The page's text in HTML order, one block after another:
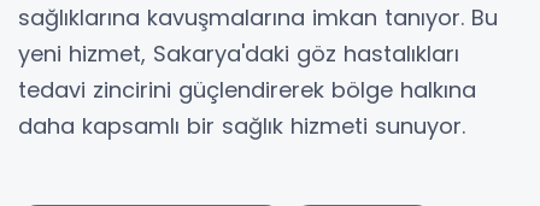
sağlıklarına kavuşmalarına imkan tanıyor. Bu
yeni hizmet, Sakarya'daki göz hastalıkları
tedavi zincirini güçlendirerek bölge halkına
daha kapsamlı bir sağlık hizmeti sunuyor.